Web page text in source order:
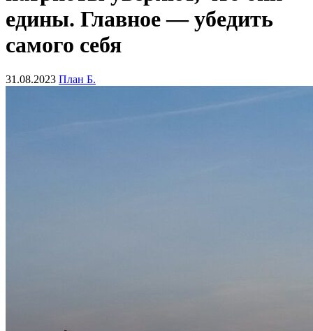
едины. Главное — убедить
самого себя
31.08.2023 План Б.